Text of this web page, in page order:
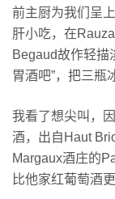
前主厨为我们呈
肝小吃，在
Begaud故作轻描
胃酒吧”，把三瓶
我看了想尖叫，
酒，出自Haut
Margaux酒庄的
比他家红葡萄酒